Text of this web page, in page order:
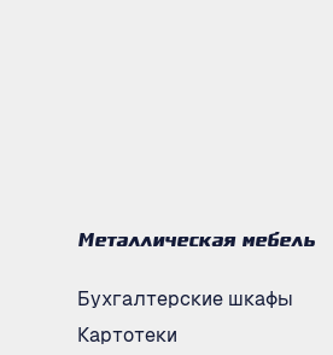
Металлическая мебель
Бухгалтерские шкафы
Картотеки